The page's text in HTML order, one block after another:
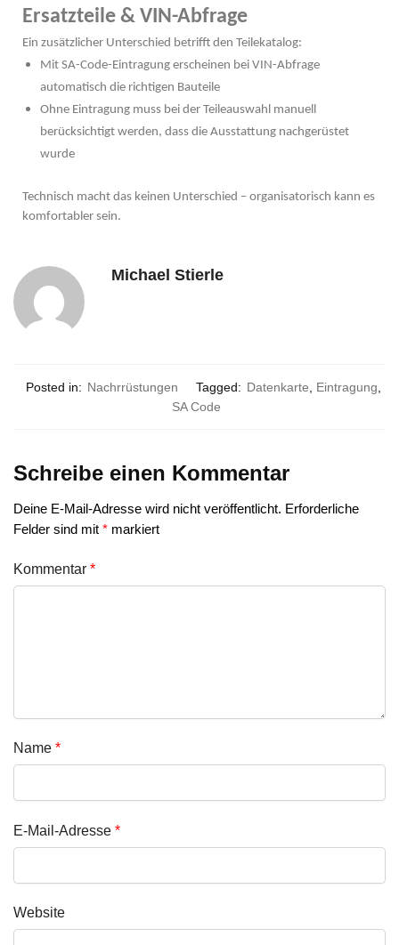
Ersatzteile & VIN-Abfrage
Ein zusätzlicher Unterschied betrifft den Teilekatalog:
Mit SA-Code-Eintragung erscheinen bei VIN-Abfrage
automatisch die richtigen Bauteile
Ohne Eintragung muss bei der Teileauswahl manuell
berücksichtigt werden, dass die Ausstattung nachgerüstet
wurde
Technisch macht das keinen Unterschied – organisatorisch kann es
komfortabler sein.
Michael Stierle
Posted in: Nachrrüstungen Tagged: Datenkarte Eintragung
SA Code
Schreibe einen Kommentar
Deine E-Mail-Adresse wird nicht veröffentlicht. Erforderliche
Felder sind mit * markiert
Kommentar *
Name *
E-Mail-Adresse *
Website